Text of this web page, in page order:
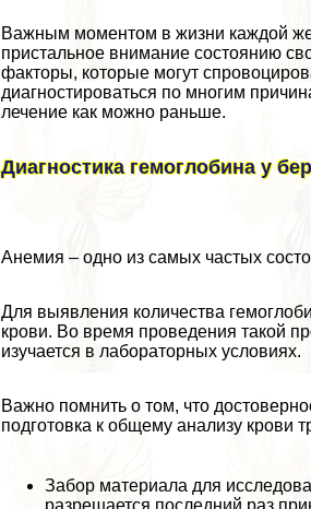
Важным моментом в жизни каждой
пристальное внимание состоянию
факторы, которые могут
диагностироваться по многим
лечение как можно раньше.
Диагностика гемоглобина у
Анемия – одно из самых частых
Для выявления количества
крови. Во время проведения такой
изучается в лабораторных условиях.
Важно помнить о том, что
подготовка к общему анализу крови
Забор материала для